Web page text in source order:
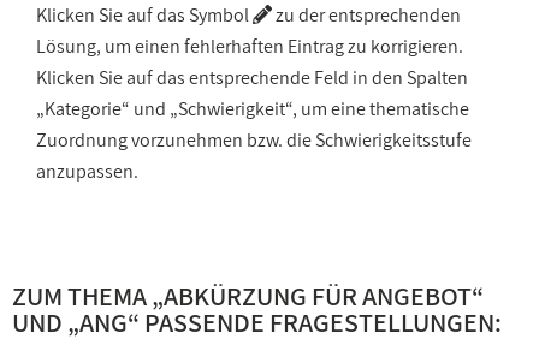
Klicken Sie auf das Symbol
zu der entsprechenden
Lösung, um einen fehlerhaften Eintrag zu korrigieren.
Klicken Sie auf das entsprechende Feld in den Spalten
„Kategorie“ und „Schwierigkeit“, um eine thematische
Zuordnung vorzunehmen bzw. die Schwierigkeitsstufe
anzupassen.
ZUM THEMA „ABKÜRZUNG FÜR ANGEBOT“
UND „ANG“ PASSENDE FRAGESTELLUNGEN: